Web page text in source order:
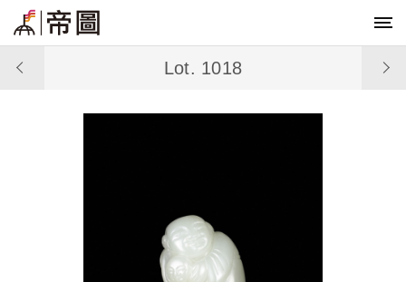
Lot. 1018